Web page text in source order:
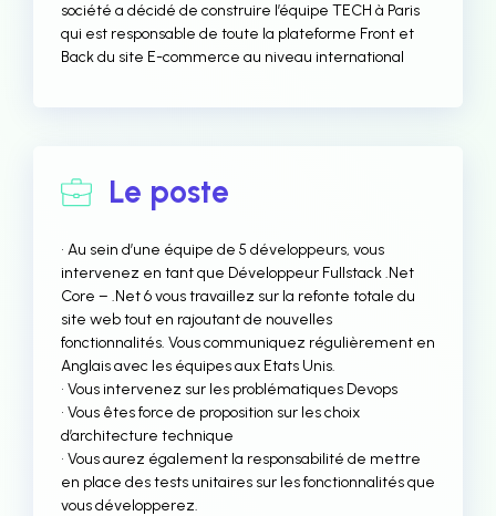
société a décidé de construire l’équipe TECH à Paris
qui est responsable de toute la plateforme Front et
Back du site E-commerce au niveau international
Le poste
• Au sein d’une équipe de 5 développeurs, vous
intervenez en tant que Développeur Fullstack .Net
Core – .Net 6 vous travaillez sur la refonte totale du
site web tout en rajoutant de nouvelles
fonctionnalités. Vous communiquez régulièrement en
Anglais avec les équipes aux Etats Unis.
• Vous intervenez sur les problématiques Devops
• Vous êtes force de proposition sur les choix
d’architecture technique
• Vous aurez également la responsabilité de mettre
en place des tests unitaires sur les fonctionnalités que
vous développerez.